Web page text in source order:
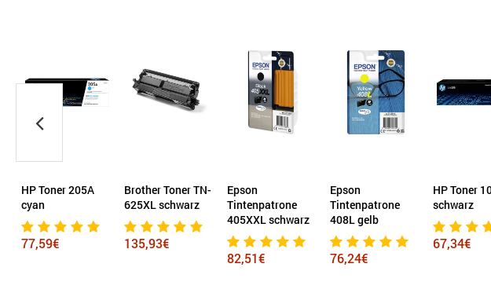
HP Toner 205A
cyan
77,59€
Brother Toner TN-
625XL schwarz
135,93€
Epson
Tintenpatrone
405XXL schwarz
82,51€
Epson
Tintenpatrone
408L gelb
76,24€
HP Toner
schwarz
67,34€